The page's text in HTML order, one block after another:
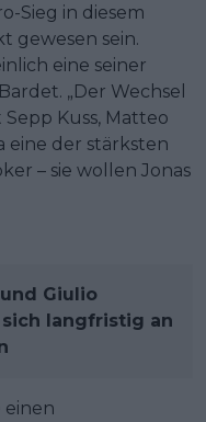
Sieg in diesem
gewesen sein.
eine seiner
„Der Wechsel
Kuss, Matteo
eine der stärksten
– sie wollen Jonas
Giulio
langfristig an
einen